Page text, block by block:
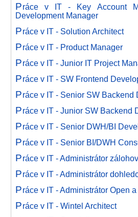
Práce v IT - Key Account
Development Manager
Práce v IT - Solution Architect
Práce v IT - Product Manager
Práce v IT - Junior IT Project
Práce v IT - SW Frontend
Práce v IT - Senior SW Backend
Práce v IT - Junior SW Backend
Práce v IT - Senior DWH/BI
Práce v IT - Senior BI/DWH
Práce v IT - Administrátor
Práce v IT - Administrátor
Práce v IT - Administrátor Open
Práce v IT - Wintel Architect